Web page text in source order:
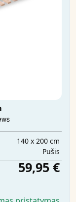
140 x 200 cm
Pušis
59,95 €